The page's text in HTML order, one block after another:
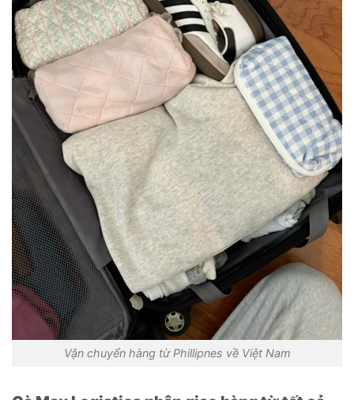
Vận chuyển hàng từ Phillipnes về Việt Nam